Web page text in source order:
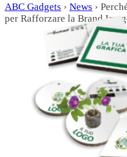
ABC Gadgets › News ›
per Rafforzare la Brand